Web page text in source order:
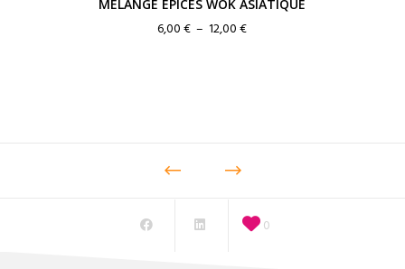
MÉLANGE EPICES WOK ASIATIQUE
6,00€ – 12,00€Plage
0